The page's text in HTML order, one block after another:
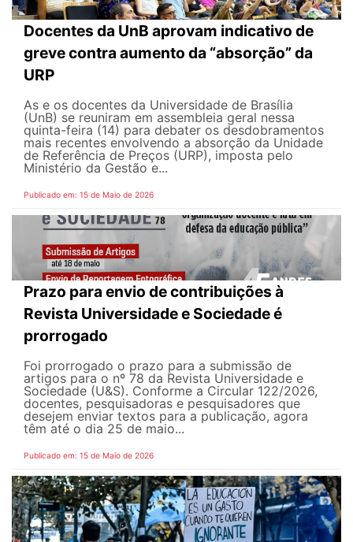
Docentes da UnB aprovam indicativo de
greve contra aumento da “absorção” da
URP
As e os docentes da Universidade de Brasília
(UnB) se reuniram em assembleia geral nessa
quinta-feira (14) para debater os desdobramentos
mais recentes envolvendo a absorção da Unidade
de Referência de Preços (URP), imposta pelo
Ministério da Gestão e...
Publicado em: 15 de Maio de 2026
Prazo para envio de contribuições à
Revista Universidade e Sociedade é
prorrogado
Foi prorrogado o prazo para a submissão de
artigos para o nº 78 da Revista Universidade e
Sociedade (U&S). Conforme a Circular 122/2026,
docentes, pesquisadoras e pesquisadores que
desejem enviar textos para a publicação, agora
têm até o dia 25 de maio...
Publicado em: 15 de Maio de 2026